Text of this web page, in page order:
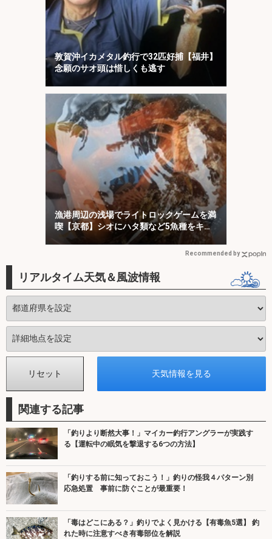
敦賀沖イカメタル釣行で32匹好捕【福井】
念願のサオ頭は惜しくも逃す
漁港周辺の浅場でライトロックゲームを満
喫【京都】シオにハタ類など5魚種をキャ
ッチ！
Recommended by
リアルタイム天気＆風波情報
関連する記事
「釣りより断然大事！」マイカー釣行アングラーが実践す
る【運転中の眠気を撃退する6つの方法】
「釣りする前に知っておこう！」釣りの怪我４パターン別
応急処置 事前に防ぐことが最重要！
「毒はどこにある？」釣りでよく見かける【有毒魚5選】 釣
れた時に注意すべき有毒部位を解説